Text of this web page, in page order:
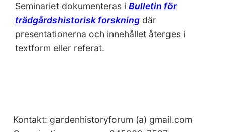
Seminariet dokumenteras iBulletin för
trädgårdshistorisk forskning där
presentationerna och innehållet återges i
textform eller referat.
Kontakt: gardenhistoryforum (a) gmail.com